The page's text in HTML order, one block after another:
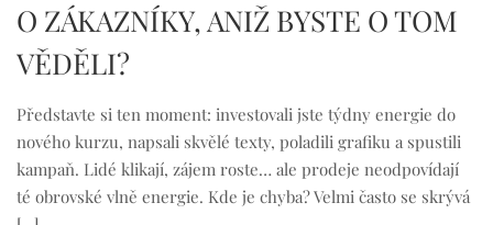
O ZÁKAZNÍKY, ANIŽ BYSTE O TOM
VĚDĚLI?
Představte si ten moment: investovali jste týdny energie do
nového kurzu, napsali skvělé texty, poladili grafiku a spustili
kampaň. Lidé klikají, zájem roste… ale prodeje neodpovídají
té obrovské vlně energie. Kde je chyba? Velmi často se skrývá